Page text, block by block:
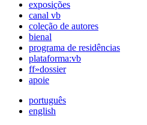
exposições
canal vb
coleção de autores
bienal
programa de residências
plataforma:vb
ff»dossier
apoie
português
english